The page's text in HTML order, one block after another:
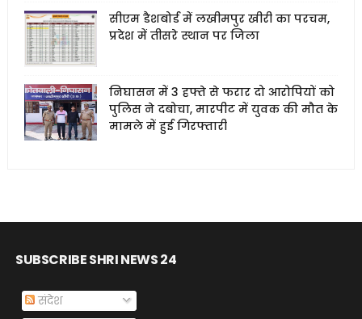
सीएम डैशबोर्ड में लखीमपुर खीरी का परचम,
प्रदेश में तीसरे स्थान पर जिला
निघासन में 3 हफ्ते से फरार दो आरोपियों को
पुलिस ने दबोचा, मारपीट में युवक की मौत के
मामले में हुई गिरफ्तारी
SUBSCRIBE SHRI NEWS 24
संदेश